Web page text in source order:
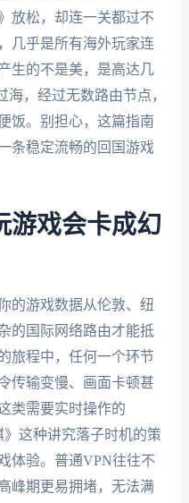
放松，却连一关都过不
几乎是所有海外玩家连
生的不是美，是高达几
海，经过无数路由节点，
饭。别担心，这篇指南
条稳定流畅的回国游戏
游戏会卡成幻
的游戏数据从伦敦、纽
的国际网络路由才能抵
旅程中，任何一个环节
传输变慢、画面卡顿甚
类需要实时操作的
这种讲究落子时机的策
体验。普通VPN往往不
峰期更易拥堵，无法满